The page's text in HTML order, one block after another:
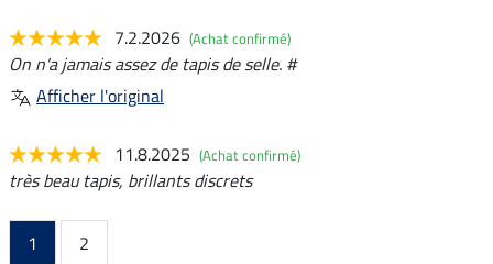
7.2.2026 (Achat confirmé)
On n'a jamais assez de tapis de selle. #
Afficher l'original
11.8.2025 (Achat confirmé)
très beau tapis, brillants discrets
1
2